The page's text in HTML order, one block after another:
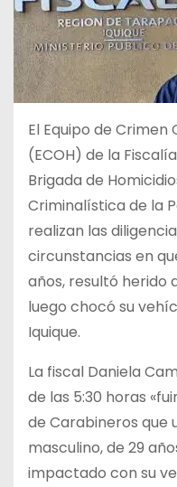
El Equipo de Crimen
(ECOH) de la
Brigada de
Criminalística de la
realizan las
circunstancias en
años, resultó herido
luego chocó su
Iquique.
La fiscal Daniela
de las 5:30 horas
de Carabineros que
masculino, de 29
impactado con su